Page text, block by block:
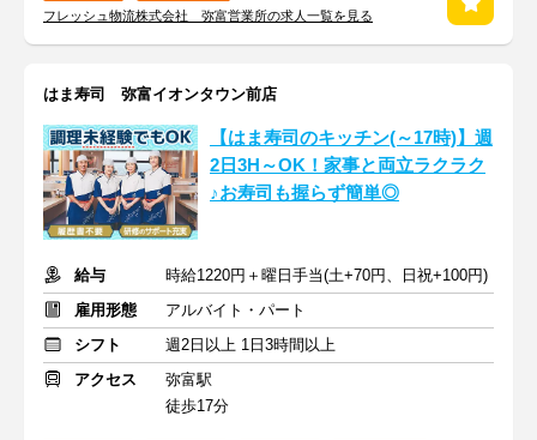
フレッシュ物流株式会社 弥富営業所の求人一覧を見る
はま寿司 弥富イオンタウン前店
【はま寿司のキッチン(～17時)】週
2日3H～OK！家事と両立ラクラク
♪お寿司も握らず簡単◎
給与
時給1220円＋曜日手当(土+70円、日祝+100円)
雇用形態
アルバイト・パート
シフト
週2日以上 1日3時間以上
アクセス
弥富駅
徒歩17分